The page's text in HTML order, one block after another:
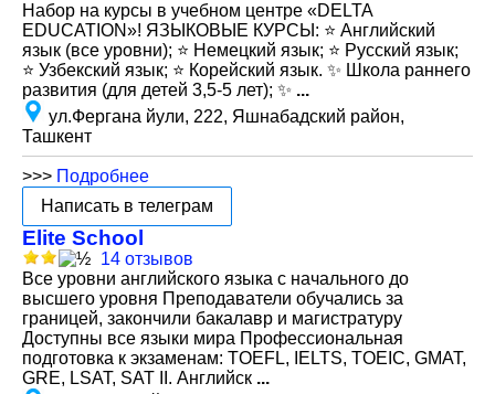
Набор на курсы в учебном центре «DELTA
EDUCATION»! ЯЗЫКОВЫЕ КУРСЫ: ⭐️ Английский
язык (все уровни); ⭐️ Немецкий язык; ⭐️ Русский язык;
⭐️ Узбекский язык; ⭐️ Корейский язык. ✨ Школа раннего
развития (для детей 3,5-5 лет); ✨ ...
ул.Фергана йули, 222, Яшнабадский район,
Ташкент
>>> Подробнее
Написать в телеграм
Elite School
14 отзывов
Все уровни английского языка с начального до
высшего уровня Преподаватели обучались за
границей, закончили бакалавр и магистратуру
Доступны все языки мира Профессиональная
подготовка к экзаменам: TOEFL, IELTS, TOEIC, GMAT,
GRE, LSAT, SAT II. Английск ...